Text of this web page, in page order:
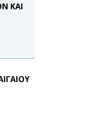
ΚΑΙ